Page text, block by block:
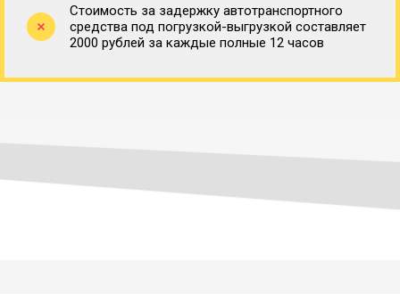
Стоимость за задержку автотранспортного
средства под погрузкой-выгрузкой составляет
2000 рублей за каждые полные 12 часов